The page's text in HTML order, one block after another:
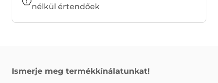
nélkül értendőek
Ismerje meg termékkínálatunkat!